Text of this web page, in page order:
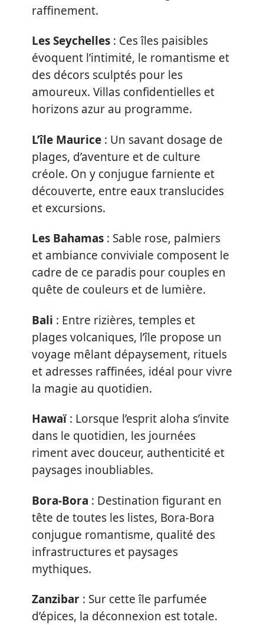
raffinement.
Les Seychelles : Ces îles paisibles
évoquent l’intimité, le romantisme et
des décors sculptés pour les
amoureux. Villas confidentielles et
horizons azur au programme.
L’île Maurice : Un savant dosage de
plages, d’aventure et de culture
créole. On y conjugue farniente et
découverte, entre eaux translucides
et excursions.
Les Bahamas : Sable rose, palmiers
et ambiance conviviale composent le
cadre de ce paradis pour couples en
quête de couleurs et de lumière.
Bali : Entre rizières, temples et
plages volcaniques, l’île propose un
voyage mêlant dépaysement, rituels
et adresses raffinées, idéal pour vivre
la magie au quotidien.
Hawaï : Lorsque l’esprit aloha s’invite
dans le quotidien, les journées
riment avec douceur, authenticité et
paysages inoubliables.
Bora-Bora : Destination figurant en
tête de toutes les listes, Bora-Bora
conjugue romantisme, qualité des
infrastructures et paysages
mythiques.
Zanzibar : Sur cette île parfumée
d’épices, la déconnexion est totale.